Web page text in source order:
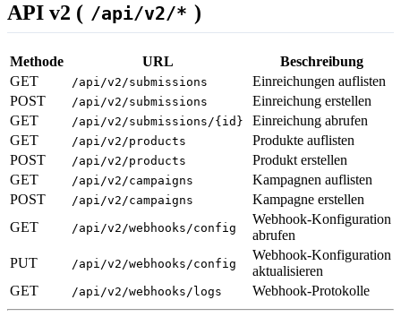
API v2 ( /api/v2/* )
Methode URL
Beschreibung
GET
/api/v2/submissions
Einreichungen auflisten
POST
/api/v2/submissions
Einreichung erstellen
GET
/api/v2/submissions/{id}
Einreichung abrufen
GET
/api/v2/products
Produkte auflisten
POST
/api/v2/products
Produkt erstellen
GET
/api/v2/campaigns
Kampagnen auflisten
POST
/api/v2/campaigns
Kampagne erstellen
GET
/api/v2/webhooks/config
Webhook-Konfiguration
abrufen
PUT
/api/v2/webhooks/config
Webhook-Konfiguration
aktualisieren
GET
/api/v2/webhooks/logs Webhook-Protokolle